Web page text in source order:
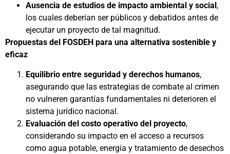
Ausencia de estudios de impacto ambiental y social ,
los cuales deberían ser públicos y debatidos antes de
ejecutar un proyecto de tal magnitud.
Propuestas del FOSDEH para una alternativa sostenible y
eficaz
Equilibrio entre seguridad y derechos humanos,
asegurando que las estrategias de combate al crimen
no vulneren garantías fundamentales ni deterioren el
sistema jurídico nacional.
Evaluación del costo operativo del proyecto,
considerando su impacto en el acceso a recursos
como agua potable, energía y tratamiento de desechos